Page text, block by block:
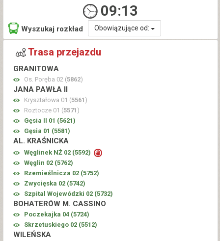
09:13
Wyszukaj rozkład Obowiązujące od:
Trasa przejazdu
GRANITOWA
Os. Poręba 02 (5862)
JANA PAWŁA II
Kryształowa 01 (5561 )
Roztocze 01 (5571 )
Gęsia II 01 (5621)
Gęsia 01 (5581)
AL. KRAŚNICKA
Węglinek NŻ 02 (5592)
Węglin 02 (5762)
Rzemieślnicza 02 (5752)
Zwycięska 02 (5742)
Szpital Wojewódzki 02 (5732)
BOHATERÓW M. CASSINO
Poczekajka 04 (5724)
Skrzetuskiego 02 (5512)
WILEŃSKA